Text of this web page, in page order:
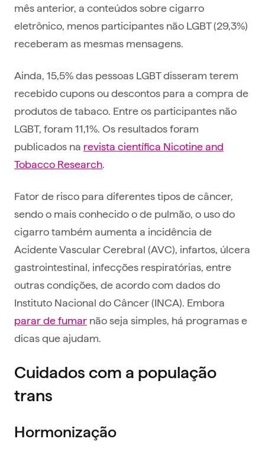
mês anterior, a conteúdos sobre cigarro
eletrônico, menos participantes não LGBT (29,3%)
receberam as mesmas mensagens.
Ainda, 15,5% das pessoas LGBT disseram terem
recebido cupons ou descontos para a compra de
produtos de tabaco. Entre os participantes não
LGBT, foram 11,1%. Os resultados foram
publicados na revista científica Nicotine and
Tobacco Research.
Fator de risco para diferentes tipos de câncer,
sendo o mais conhecido o de pulmão, o uso do
cigarro também aumenta a incidência de
Acidente Vascular Cerebral (AVC), infartos, úlcera
gastrointestinal, infecções respiratórias, entre
outras condições, de acordo com dados do
Instituto Nacional do Câncer (INCA). Embora
parar de fumar não seja simples, há programas e
dicas que ajudam.
Cuidados com a população
trans
Hormonização